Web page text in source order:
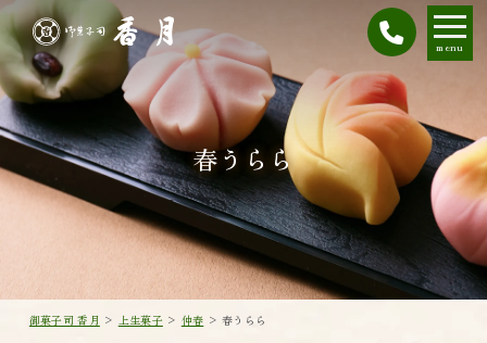
menu
春うらら
御菓子司 香月 > 上生菓子 > 仲春 >春うらら